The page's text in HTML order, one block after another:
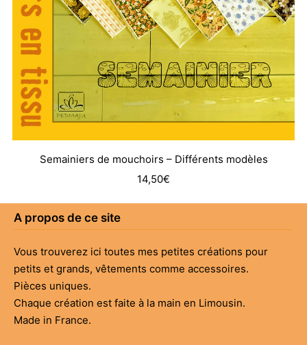
Semainiers de mouchoirs – Différents modèles
14,50€
A propos de ce site
Vous trouverez ici toutes mes petites créations pour
petits et grands, vêtements comme accessoires.
Pièces uniques.
Chaque création est faite à la main en Limousin.
Made in France.